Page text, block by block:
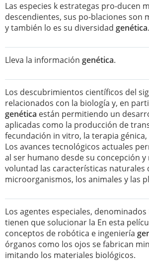
Las especies k estrategas pro-ducen
descendientes, sus po-blaciones son
y también lo es su diversidad genética.
Lleva la información genética.
Los descubrimientos científicos del
relacionados con la biología y, en
genética están permitiendo un
aplicadas como la producción de
fecundación in vitro, la terapia
Los avances tecnológicos actuales
al ser humano desde su concepción y
voluntad las características naturales
microorganismos, los animales y las
Los agentes especiales, denominados
tienen que solucionar la En esta
conceptos de robótica e ingeniería
órganos como los ojos se fabrican
imitando los materiales biológicos.